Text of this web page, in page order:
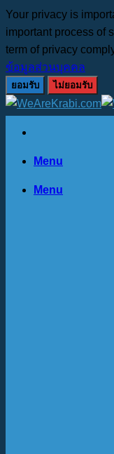
Your privacy is
important process of
term of privacy
ข้อมูลส่วนบุคคล
ยอมรับ ไม่ยอมรับ
Skip
content
Menu
Menu